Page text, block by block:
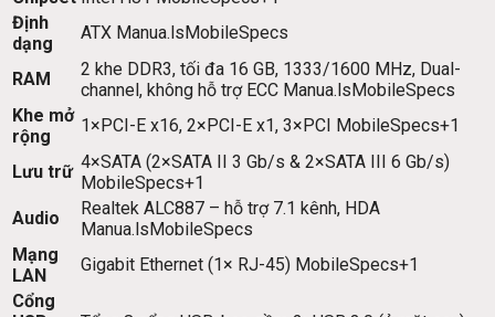
Định
dạng
ATX Manua.lsMobileSpecs
RAM
2 khe DDR3, tối đa 16 GB, 1333/1600 MHz, Dual-
channel, không hỗ trợ ECC Manua.lsMobileSpecs
Khe mở
rộng
1×PCI-E x16, 2×PCI-E x1, 3×PCI MobileSpecs+1
Lưu trữ 4×SATA (2×SATA II 3 Gb/s & 2×SATA III 6 Gb/s)
MobileSpecs+1
Audio
Realtek ALC887 – hỗ trợ 7.1 kênh, HDA
Manua.lsMobileSpecs
Mạng
LAN
Gigabit Ethernet (1× RJ-45) MobileSpecs+1
Cổng